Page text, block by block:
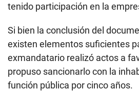
tenido participación en la
Si bien la conclusión del
existen elementos suficientes
exmandatario realizó actos a
propuso sancionarlo con la
función pública por cinco años.